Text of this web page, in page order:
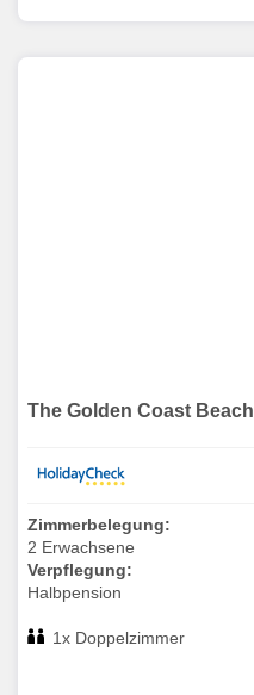
The Golden Coast
Zimmerbelegung:
2 Erwachsene
Verpflegung:
Halbpension
1x Doppelzimmer